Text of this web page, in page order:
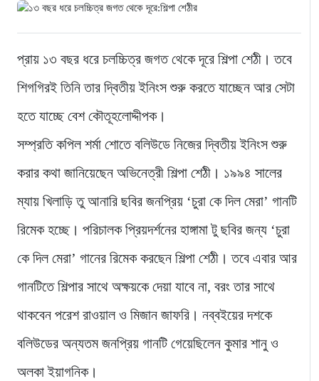
প্রায় ১৩ বছর ধরে চলচ্চিত্র জগত থেকে দূরে শিল্পা শেঠী। তবে
শিগগিরই তিনি তার দ্বিতীয় ইনিংস শুরু করতে যাচ্ছেন আর সেটা
হতে যাচ্ছে বেশ কৌতূহলোদ্দীপক।
সম্প্রতি কপিল শর্মা শোতে বলিউডে নিজের দ্বিতীয় ইনিংস শুরু
করার কথা জানিয়েছেন অভিনেত্রী শিল্পা শেঠী। ১৯৯৪ সালের
ম্যায় খিলাড়ি তু আনারি ছবির জনপ্রিয় ‘চুরা কে দিল মেরা’ গানটি
রিমেক হচ্ছে। পরিচালক প্রিয়দর্শনের হাঙ্গামা টু ছবির জন্য ‘চুরা
কে দিল মেরা’ গানের রিমেক করছেন শিল্পা শেঠী। তবে এবার আর
গানটিতে শিল্পার সাথে অক্ষয়কে দেয়া যাবে না, বরং তার সাথে
থাকবেন পরেশ রাওয়াল ও মিজান জাফরি। নব্বইয়ের দশকে
বলিউডের অন্যতম জনপ্রিয় গানটি গেয়েছিলেন কুমার শানু ও
অলকা ইয়াগনিক।